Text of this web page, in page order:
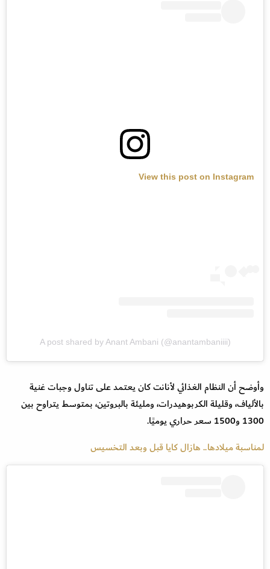
View this post on Instagram
A post shared by Anant Ambani (@anantambaniiii)
وأوضح أن النظام الغذائي لأنانت كان يعتمد على تناول وجبات غنية
بالألياف، وقليلة الكربوهيدرات، ومليئة بالبروتين، بمتوسط يتراوح بين
1300 و1500 سعر حراري يوميًا.
لمناسبة ميلادها.. هازال كايا قبل وبعد التخسيس